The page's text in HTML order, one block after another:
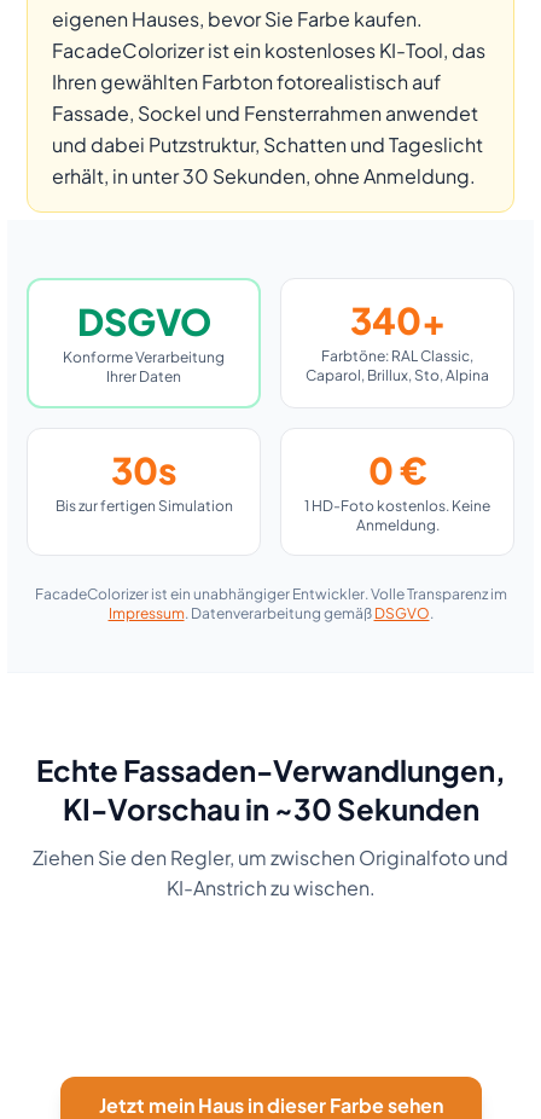
eigenen Hauses, bevor Sie Farbe kaufen.
FacadeColorizer ist ein kostenloses KI-Tool, das
Ihren gewählten Farbton fotorealistisch auf
Fassade, Sockel und Fensterrahmen anwendet
und dabei Putzstruktur, Schatten und Tageslicht
erhält, in unter 30 Sekunden, ohne Anmeldung.
DSGVO
Konforme Verarbeitung
Ihrer Daten
340+
Farbtöne: RAL Classic,
Caparol, Brillux, Sto, Alpina
30s
Bis zur fertigen Simulation
0 €
1 HD-Foto kostenlos. Keine
Anmeldung.
FacadeColorizer ist ein unabhängiger Entwickler. Volle Transparenz im
Impressum. Datenverarbeitung gemäß DSGVO.
Echte Fassaden-Verwandlungen,
KI-Vorschau in ~30 Sekunden
Ziehen Sie den Regler, um zwischen Originalfoto und
KI-Anstrich zu wischen.
Jetzt mein Haus in dieser Farbe sehen